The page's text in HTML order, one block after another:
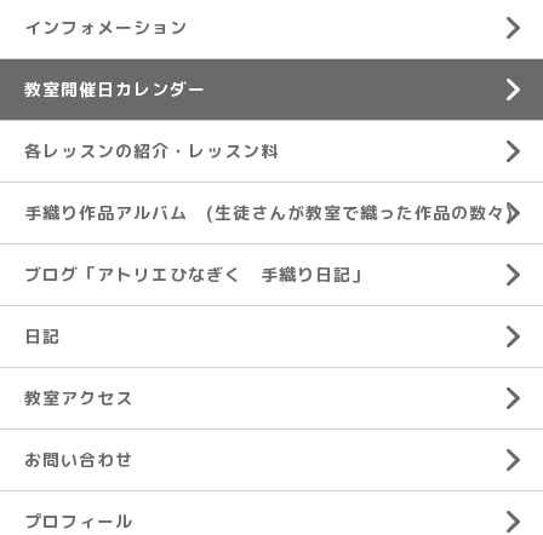
インフォメーション
教室開催日カレンダー
各レッスンの紹介・レッスン料
手織り作品アルバム (生徒さんが教室で織った作品の数々)
ブログ「アトリエひなぎく 手織り日記」
日記
教室アクセス
お問い合わせ
プロフィール